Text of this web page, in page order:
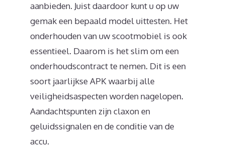
aanbieden. Juist daardoor kunt u op uw
gemak een bepaald model uittesten. Het
onderhouden van uw scootmobiel is ook
essentieel. Daarom is het slim om een
onderhoudscontract te nemen. Dit is een
soort jaarlijkse APK waarbij alle
veiligheidsaspecten worden nagelopen.
Aandachtspunten zijn claxon en
geluidssignalen en de conditie van de
accu.